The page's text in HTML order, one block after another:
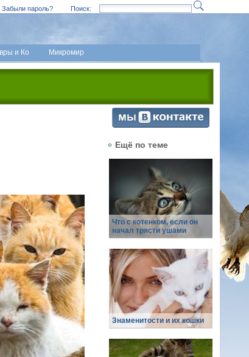
Забыли пароль? Поиск:
и Ко Микромир
Ещё по теме
Что с котенком, если он
начал трясти ушами
Знаменитости и их кошки